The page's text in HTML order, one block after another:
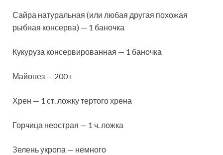
Сайра натуральная (или любая другая похожая
рыбная консерва) — 1 баночка
Кукуруза консервированная — 1 баночка
Майонез — 200 г
Хрен — 1 ст. ложку тертого хрена
Горчица неострая — 1 ч. ложка
Зелень укропа — немного